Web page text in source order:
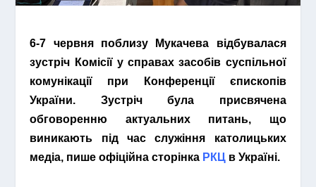
6-7 червня поблизу Мукачева відбувалася
зустріч Комісії у справах засобів суспільної
комунікації при Конференції єпископів
України. Зустріч була присвячена
обговоренню актуальних питань, що
виникають під час служіння католицьких
медіа, пише офіційна сторінка РКЦ в Україні.